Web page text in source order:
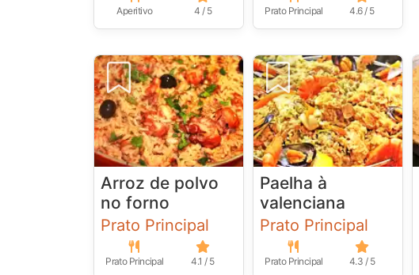
Aperitivo 4 / 5 Prato Principal 4.6 / 5
Arroz de polvo
no forno
Prato Principal
Prato Principal 4.1 / 5
Paelha à
valenciana
Prato Principal
Prato Principal 4.3 / 5